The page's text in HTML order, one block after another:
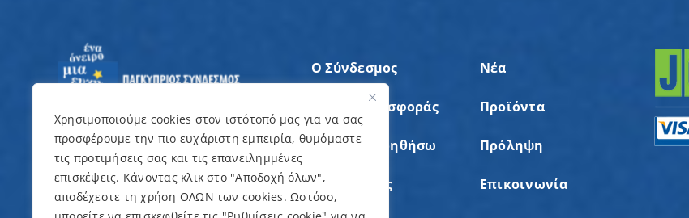
Χρησιμοποιούμε cookies στον ιστότοπό μας για να σας
προσφέρουμε την πιο ευχάριστη εμπειρία, θυμόμαστε
τις προτιμήσεις σας και τις επανειλημμένες
επισκέψεις. Κάνοντας κλικ στο "Αποδοχή όλων",
αποδέχεστε τη χρήση ΟΛΩΝ των cookies. Ωστόσο,
Ο Σύνδεσμος
Άξονες Προσφοράς
Θέλω να Βοηθήσω
Εκδηλώσεις
Νέα
Προϊόντα
Πρόληψη
Επικοινωνία